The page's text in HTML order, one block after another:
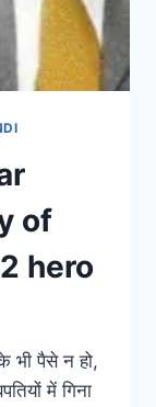
of
hero
भी पैसे न हो,
में गिना